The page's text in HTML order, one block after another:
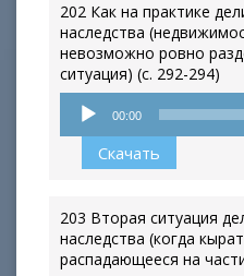
202 Как на практике
наследства
невозможно ровно
ситуация) (с. 292-294)
Аудиоплеер
00:00
Скачать
203 Вторая ситуация
наследства (когда
распадающееся на